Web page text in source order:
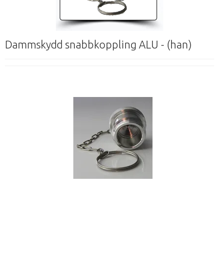
Dammskydd snabbkoppling ALU - (han)